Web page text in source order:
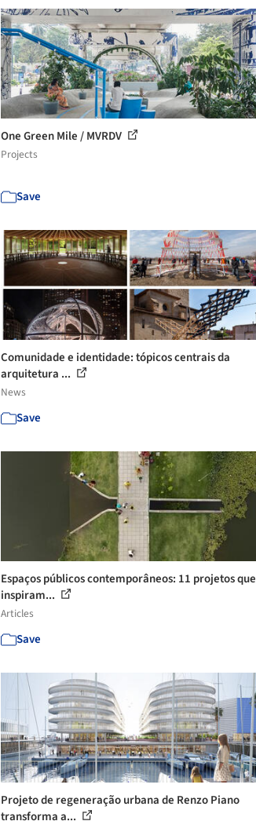
One Green Mile / MVRDV
Projects
Save
Comunidade e identidade: tópicos centrais da
arquitetura ...
News
Save
Espaços públicos contemporâneos: 11 projetos que
inspiram...
Articles
Save
Projeto de regeneração urbana de Renzo Piano
transforma a...